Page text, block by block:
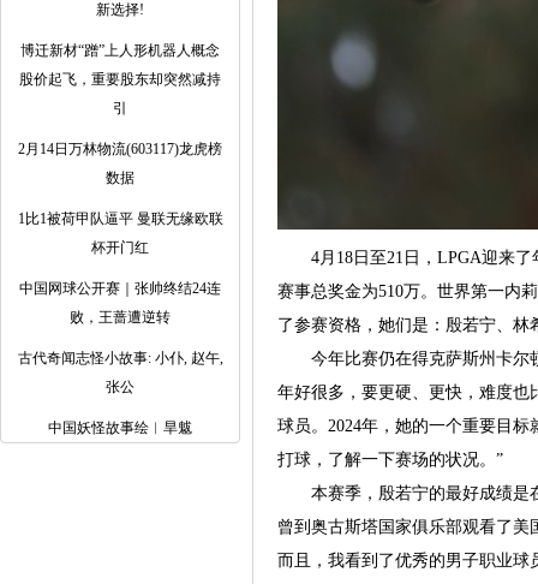
新选择!
博迁新材“蹭”上人形机器人概念
股价起飞，重要股东却突然减持
引
2月14日万林物流(603117)龙虎榜
数据
1比1被荷甲队逼平 曼联无缘欧联
杯开门红
中国网球公开赛｜张帅终结24连
败，王蔷遭逆转
古代奇闻志怪小故事: 小仆, 赵午,
张公
中国妖怪故事绘︳旱魃
4月18日至21日，LPGA迎来了
赛事总奖金为510万。世界第一内
了参赛资格，她们是：殷若宁、
今年比赛仍在得克萨斯州卡尔顿
年好很多，要更硬、更快，难度也
球员。2024年，她的一个重要目
打球，了解一下赛场的状况。”
本赛季，殷若宁的最好成绩是在
曾到奥古斯塔国家俱乐部观看了
而且，我看到了优秀的男子职业